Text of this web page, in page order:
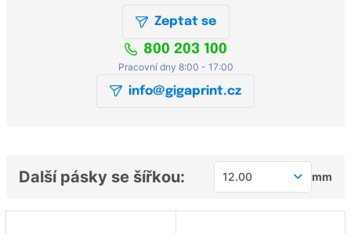
Zeptat se
800 203 100
Pracovní dny 8:00 - 17:00
info@gigaprint.cz
Další pásky se šířkou: 12.00 mm